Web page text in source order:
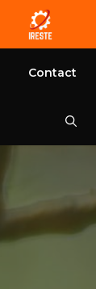
Contact